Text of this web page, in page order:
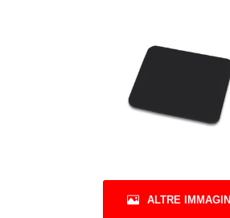
ALTRE IMMAGINI